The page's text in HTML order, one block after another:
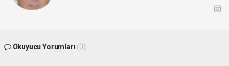
Okuyucu Yorumları (0)